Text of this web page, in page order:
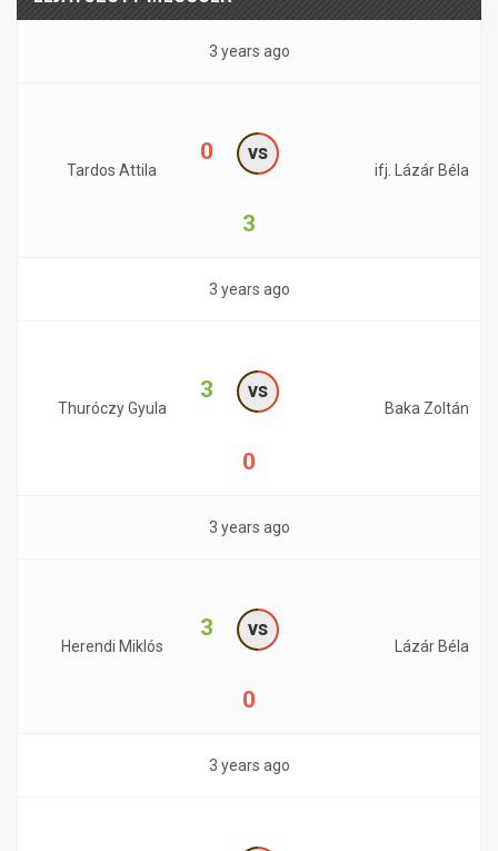
3 years ago
Tardos Attila
0 vs
3
ifj. Lázár Béla
3 years ago
Thuróczy Gyula
3 vs
0
Baka Zoltán
3 years ago
Herendi Miklós
3 vs
0
Lázár Béla
3 years ago